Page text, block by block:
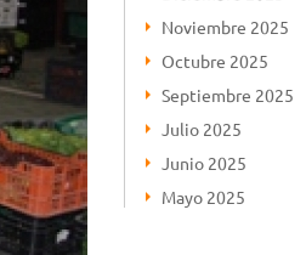
Noviembre 2025
Octubre 2025
Septiembre 2025
Julio 2025
Junio 2025
Mayo 2025